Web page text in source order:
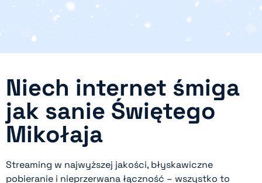
Niech internet śmiga
jak sanie Świętego
Mikołaja
Streaming w najwyższej jakości, błyskawiczne
pobieranie i nieprzerwana łączność – wszystko to